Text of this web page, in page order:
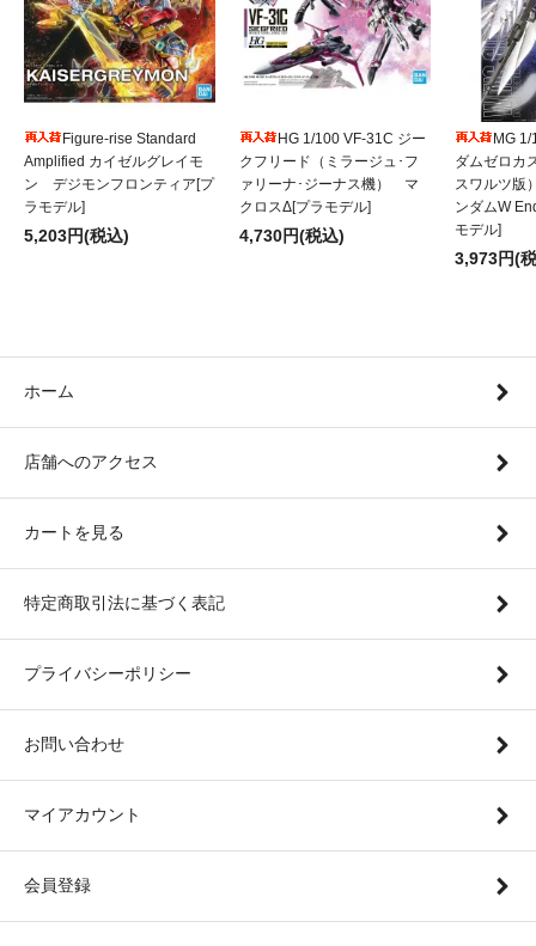
Figure-rise Standard
Amplified カイゼルグレイモ
ン デジモンフロンティア[プ
ラモデル]
5,203円(税込)
HG 1/100 VF-31C ジー
クフリード（ミラージュ･フ
ァリーナ･ジーナス機） マ
クロスΔ[プラモデル]
4,730円(税込)
MG
ダムゼロカ
スワルツ版
ンダムW
モデル]
3,973円(
ホーム
店舗へのアクセス
カートを見る
特定商取引法に基づく表記
プライバシーポリシー
お問い合わせ
マイアカウント
会員登録